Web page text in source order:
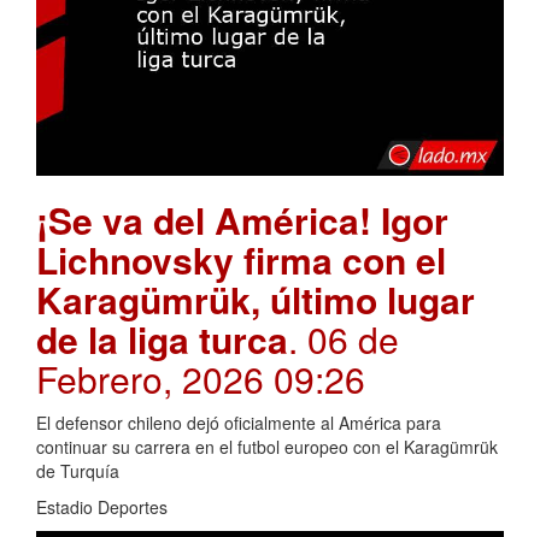
¡Se va del América! Igor
Lichnovsky firma con el
Karagümrük, último lugar
de la liga turca. 06 de
Febrero, 2026 09:26
El defensor chileno dejó oficialmente al América para
continuar su carrera en el futbol europeo con el Karagümrük
de Turquía
Estadio Deportes